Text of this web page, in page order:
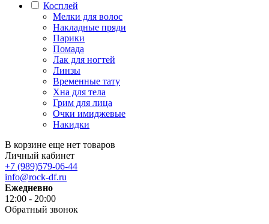
Косплей
Мелки для волос
Накладные пряди
Парики
Помада
Лак для ногтей
Линзы
Временные тату
Хна для тела
Грим для лица
Очки имиджевые
Накидки
В корзине еще нет товаров
Личный кабинет
+7 (989)579-06-44
info@rock-df.ru
Ежедневно
12:00 - 20:00
Обратный звонок